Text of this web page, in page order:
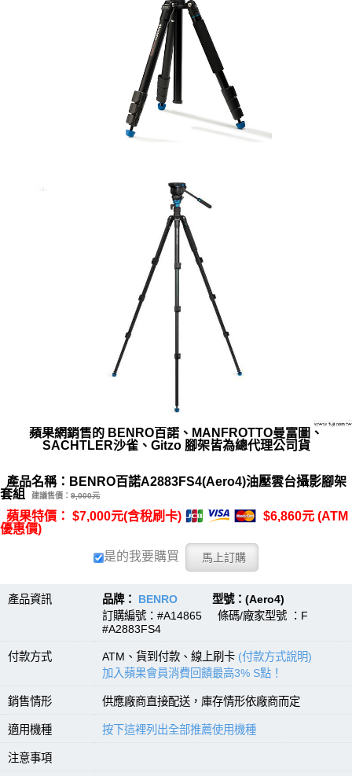
蘋果網銷售的 BENRO百諾、MANFROTTO曼富圖、
SACHTLER沙雀、Gitzo 腳架皆為總代理公司貨
產品名稱：BENRO百諾A2883FS4(Aero4)油壓雲台攝影腳架
套組
建議售價： 9,000元
蘋果特價： $7,000元(含稅刷卡)
$6,860元 (ATM
優惠價)
是的我要購買
產品資訊 品牌： BENRO 型號：(Aero4)
訂購編號：#A14865 條碼/廠家型號 ：F
#A2883FS4
付款方式 ATM、貨到付款、線上刷卡 (付款方式說明)
加入蘋果會員消費回饋最高3% S點！
銷售情形 供應廠商直接配送，庫存情形依廠商而定
適用機種 按下這裡列出全部推薦使用機種
注意事項